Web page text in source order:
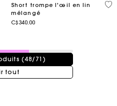
out of 5 Customer Rating
Short trompe l'œil en lin
mélangé
C$340.00
3,5
(48/71)
tout